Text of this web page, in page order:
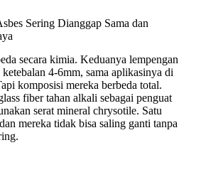
Sering Dianggap Sama dan
secara kimia. Keduanya lempengan
4-6mm, sama aplikasinya di
komposisi mereka berbeda total.
fiber tahan alkali sebagai penguat
serat mineral chrysotile. Satu
mereka tidak bisa saling ganti tanpa